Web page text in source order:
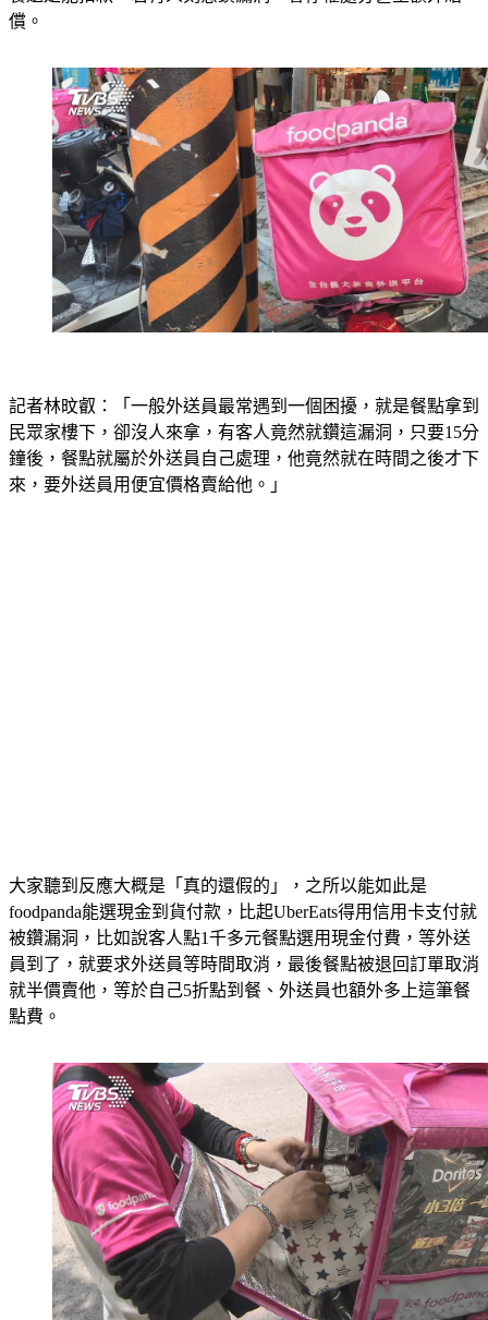
償。
記者林旼叡：「一般外送員最常遇到一個困擾，就是餐點拿到
民眾家樓下，卻沒人來拿，有客人竟然就鑽這漏洞，只要15分
鐘後，餐點就屬於外送員自己處理，他竟然就在時間之後才下
來，要外送員用便宜價格賣給他。」
大家聽到反應大概是「真的還假的」，之所以能如此是
foodpanda能選現金到貨付款，比起UberEats得用信用卡支付就
被鑽漏洞，比如說客人點1千多元餐點選用現金付費，等外送
員到了，就要求外送員等時間取消，最後餐點被退回訂單取消
就半價賣他，等於自己5折點到餐、外送員也額外多上這筆餐
點費。